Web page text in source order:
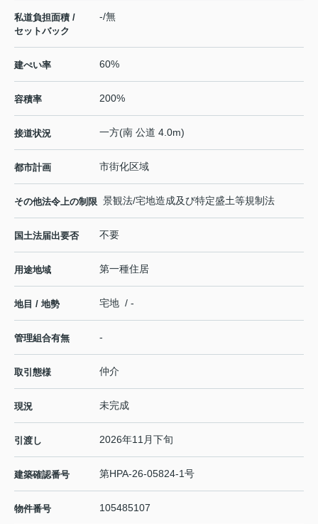
私道負担面積 /
セットバック
-/無
建ぺい率 60%
容積率 200%
接道状況 一方(南 公道 4.0m)
都市計画 市街化区域
その他法令上の制限 景観法/宅地造成及び特定盛土等規制法
国土法届出要否 不要
用途地域 第一種住居
地目 / 地勢 宅地 / -
管理組合有無 -
取引態様 仲介
現況 未完成
引渡し 2026年11月下旬
建築確認番号 第HPA-26-05824-1号
物件番号 105485107